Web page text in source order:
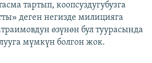
тартып, коопсуздугубузга
деген негизде милицияга
өзүнөн бул туурасында
мүмкүн болгон жок.